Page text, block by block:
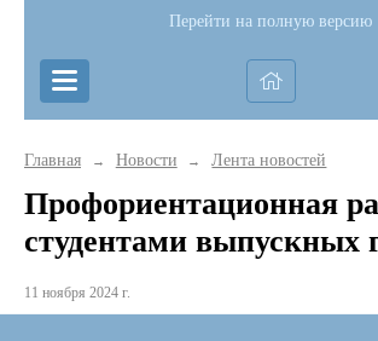
Перейти на полную версию
Главная → Новости → Лента новостей
Профориентационная
студентами выпускных
11 ноября 2024 г.